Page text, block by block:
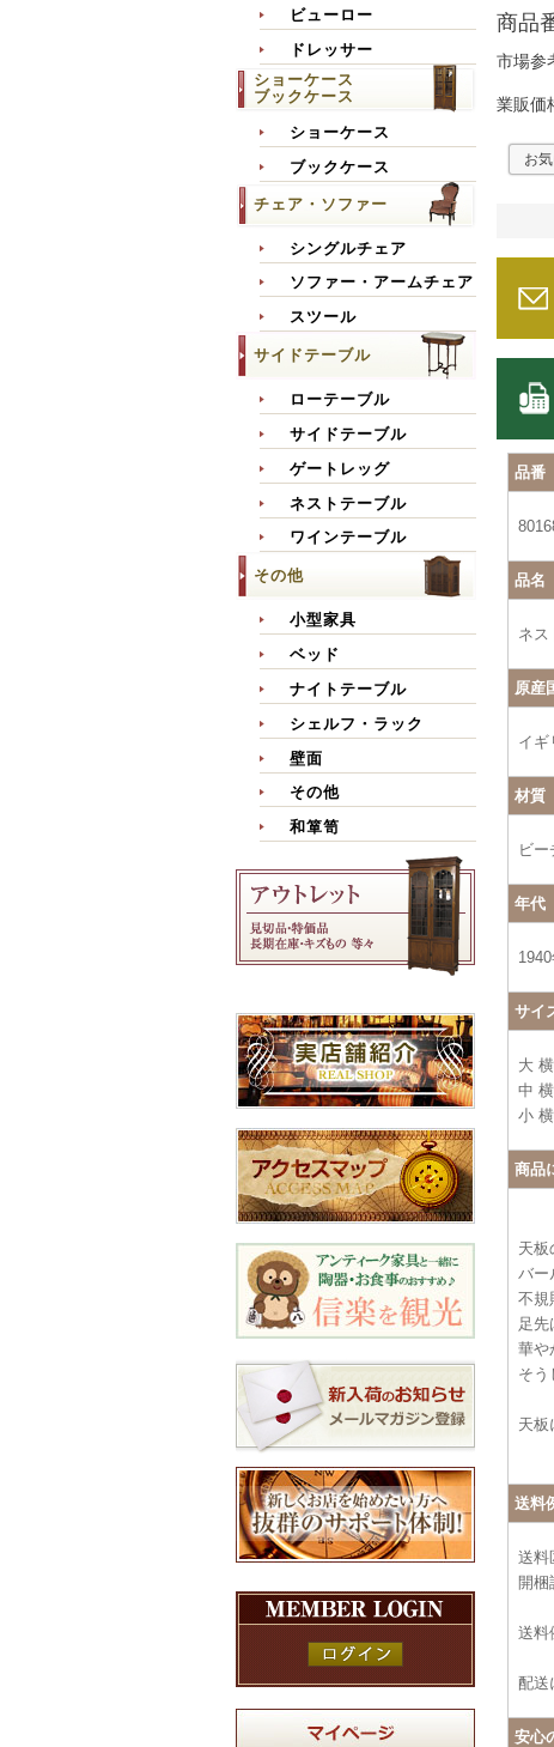
ビューロー
ドレッサー
ショーケース
ブックケース
ショーケース
ブックケース
チェア・ソファー
シングルチェア
ソファー・アームチェア
スツール
サイドテーブル
ローテーブル
サイドテーブル
ゲートレッグ
ネストテーブル
ワインテーブル
その他
小型家具
ベッド
ナイトテーブル
シェルフ・ラック
壁面
その他
和箪笥
商品
市場参
業販価
お
品番
品名
ネス
原産
イギ
材質
ビー
年代
サイ
大
中
小
商品
天板
バー
不規
足
華や
そう
天板
送料
送
開梱
送料
配送
安心